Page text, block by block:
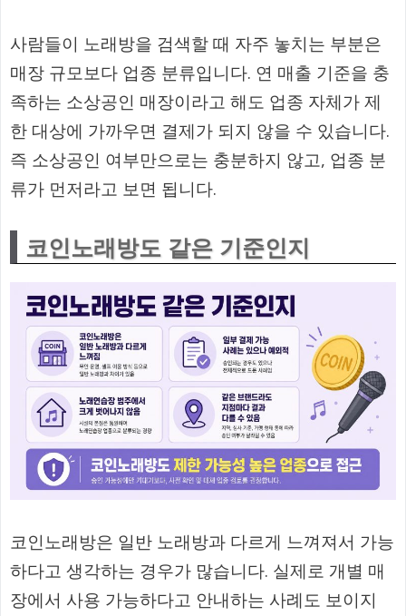
사람들이 노래방을 검색할 때 자주 놓치는 부분은
매장 규모보다 업종 분류입니다. 연 매출 기준을 충
족하는 소상공인 매장이라고 해도 업종 자체가 제
한 대상에 가까우면 결제가 되지 않을 수 있습니다.
즉 소상공인 여부만으로는 충분하지 않고, 업종 분
류가 먼저라고 보면 됩니다.
코인노래방도 같은 기준인지
코인노래방은 일반 노래방과 다르게 느껴져서 가능
하다고 생각하는 경우가 많습니다. 실제로 개별 매
장에서 사용 가능하다고 안내하는 사례도 보이지